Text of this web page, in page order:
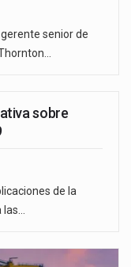
senior de
sobre
de la